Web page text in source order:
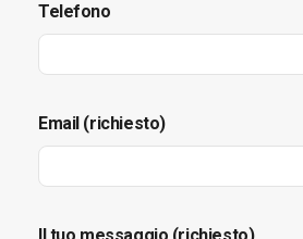
Telefono
Email (richiesto)